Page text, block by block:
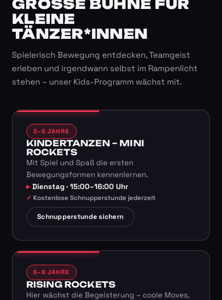
GROSSE BÜHNE FÜR K
LEINE T
ÄNZER*INNEN
Spielerisch Bewegung entdecken, Teamgeist
erleben und irgendwann selbst im Rampenlicht
stehen – unser Kids-Programm wächst mit.
3–5 JAHRE
KINDERTANZEN – MINI
ROCKETS
Mit Spiel und Spaß die ersten
Bewegungsformen kennenlernen.
Dienstag · 15:00–16:00 Uhr
Kostenlose Schnupperstunde jederzeit
Schnupperstunde sichern
6–8 JAHRE
RISING ROCKETS
Hier wächst die Begeisterung – coole Moves,